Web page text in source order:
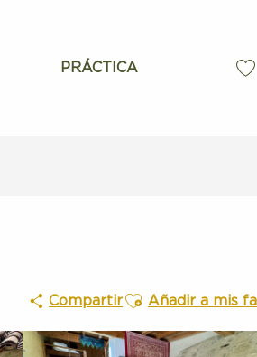
PRÁCTICA
CompartirAjouter aux
Añadir a mis